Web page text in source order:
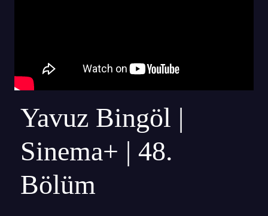
Yavuz Bingöl |
Sinema+ | 48.
Bölüm